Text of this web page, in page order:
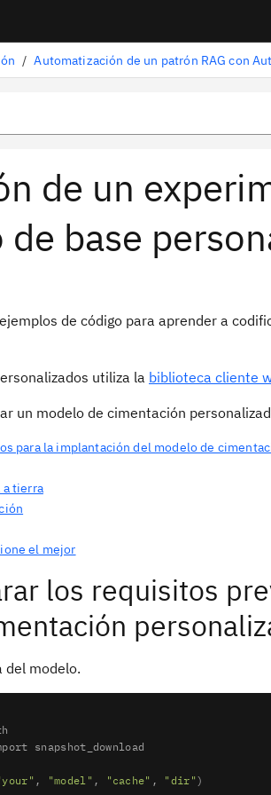
/ Automatización de un patrón RAG con
de un
base
de código para aprender a
utiliza la biblioteca cliente
un modelo de cimentación
para la implantación del modelo de
a tierra
el mejor
los requisitos
del modelo.
snapshot_download
, "model" , "cache" , "dir" )